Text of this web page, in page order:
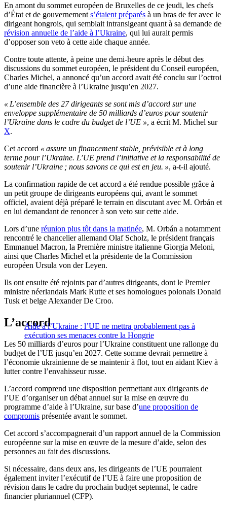
En amont du sommet européen de Bruxelles de ce jeudi, les chefs
d’État et de gouvernement s’étaient préparés à un bras de fer avec le
dirigeant hongrois, qui semblait intransigeant quant à sa demande de
révision annuelle de l’aide à l’Ukraine, qui lui aurait permis
d’opposer son veto à cette aide chaque année.
Contre toute attente, à peine une demi-heure après le début des
discussions du sommet européen, le président du Conseil européen,
Charles Michel, a annoncé qu’un accord avait été conclu sur l’octroi
d’une aide financière à l’Ukraine jusqu’en 2027.
« L’ensemble des 27 dirigeants se sont mis d’accord sur une
enveloppe supplémentaire de 50 milliards d’euros pour soutenir
l’Ukraine dans le cadre du budget de l’UE », a écrit M. Michel sur
X.
Cet accord « assure un financement stable, prévisible et à long
terme pour l’Ukraine. L’UE prend l’initiative et la responsabilité de
soutenir l’Ukraine ; nous savons ce qui est en jeu. », a-t-il ajouté.
La confirmation rapide de cet accord a été rendue possible grâce à
un petit groupe de dirigeants européens qui, avant le sommet
officiel, avaient déjà préparé le terrain en discutant avec M. Orbán et
en lui demandant de renoncer à son veto sur cette aide.
Lors d’une réunion plus tôt dans la matinée, M. Orbán a notamment
rencontré le chancelier allemand Olaf Scholz, le président français
Emmanuel Macron, la Première ministre italienne Giorgia Meloni,
ainsi que Charles Michel et la présidente de la Commission
européen Ursula von der Leyen.
Ils ont ensuite été rejoints par d’autres dirigeants, dont le Premier
ministre néerlandais Mark Rutte et ses homologues polonais Donald
Tusk et belge Alexander De Croo.
Aide à l’Ukraine : l’UE ne mettra probablement pas à
exécution ses menaces contre la Hongrie
L’accord
Les 50 milliards d’euros pour l’Ukraine constituent une rallonge du
budget de l’UE jusqu’en 2027. Cette somme devrait permettre à
l’économie ukrainienne de se maintenir à flot, tout en aidant Kiev à
lutter contre l’envahisseur russe.
L’accord comprend une disposition permettant aux dirigeants de
l’UE d’organiser un débat annuel sur la mise en œuvre du
programme d’aide à l’Ukraine, sur base d’une proposition de
compromis présentée avant le sommet.
Cet accord s’accompagnerait d’un rapport annuel de la Commission
européenne sur la mise en œuvre de la mesure d’aide, selon des
personnes au fait des discussions.
Si nécessaire, dans deux ans, les dirigeants de l’UE pourraient
également inviter l’exécutif de l’UE à faire une proposition de
révision dans le cadre du prochain budget septennal, le cadre
financier pluriannuel (CFP).